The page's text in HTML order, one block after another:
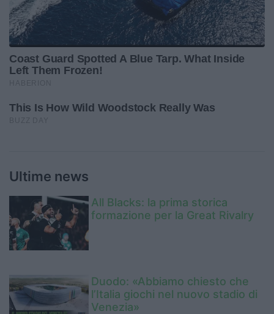
Ultime news
All Blacks: la prima storica
formazione per la Great Rivalry
Duodo: «Abbiamo chiesto che
l’Italia giochi nel nuovo stadio di
Venezia»